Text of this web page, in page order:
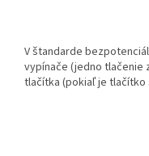
V štandarde
vypínače (jedno tlačenie
tlačítka (pokiaľ je